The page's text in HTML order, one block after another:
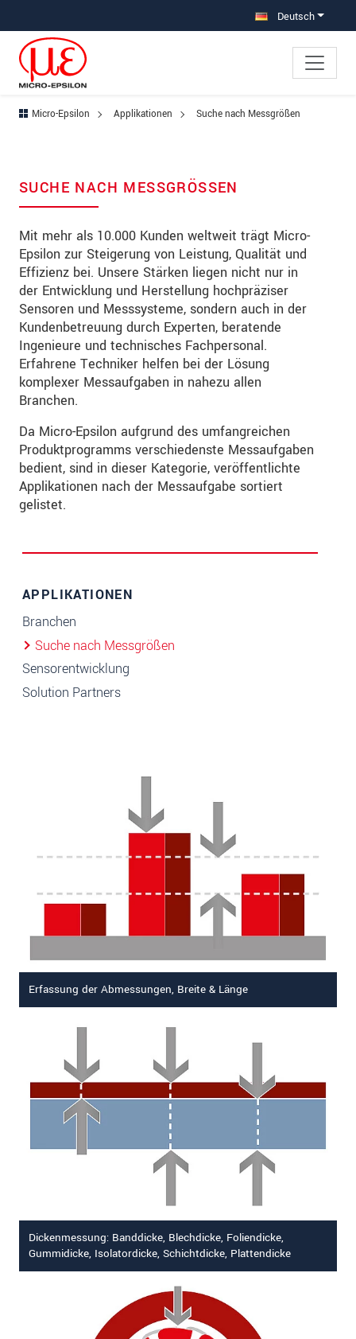
Deutsch
Micro-Epsilon Applikationen Suche nach Messgrößen
SUCHE NACH MESSGRÖSSEN
Mit mehr als 10.000 Kunden weltweit trägt Micro-
Epsilon zur Steigerung von Leistung, Qualität und
Effizienz bei. Unsere Stärken liegen nicht nur in
der Entwicklung und Herstellung hochpräziser
Sensoren und Messsysteme, sondern auch in der
Kundenbetreuung durch Experten, beratende
Ingenieure und technisches Fachpersonal.
Erfahrene Techniker helfen bei der Lösung
komplexer Messaufgaben in nahezu allen
Branchen.
Da Micro-Epsilon aufgrund des umfangreichen
Produktprogramms verschiedenste Messaufgaben
bedient, sind in dieser Kategorie, veröffentlichte
Applikationen nach der Messaufgabe sortiert
gelistet.
APPLIKATIONEN
Branchen
Suche nach Messgrößen
Sensorentwicklung
Solution Partners
Erfassung der Abmessungen, Breite & Länge
Dickenmessung: Banddicke, Blechdicke, Foliendicke,
Gummidicke, Isolatordicke, Schichtdicke, Plattendicke